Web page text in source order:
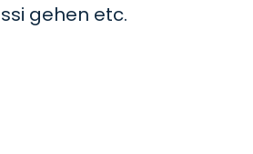
gehen etc.